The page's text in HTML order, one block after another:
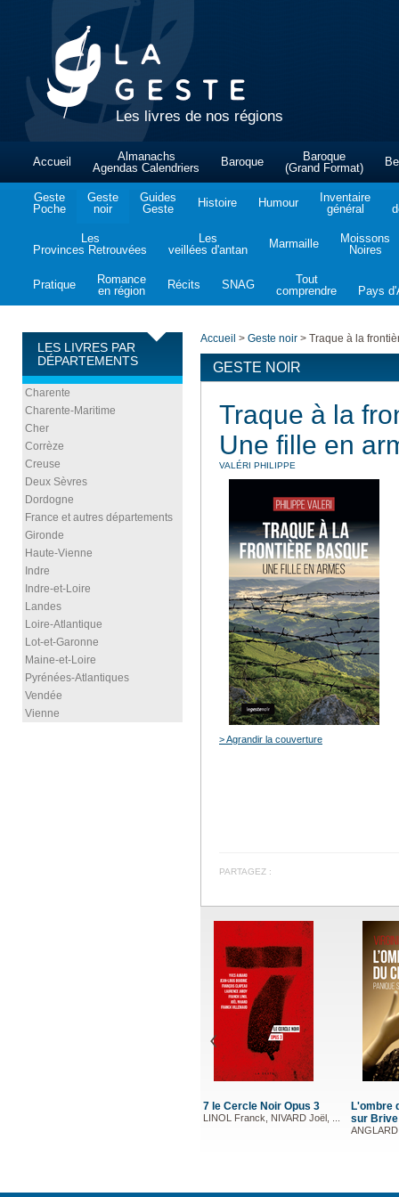
Les livres de nos régions
Accueil
Almanachs
Agendas Calendriers
Baroque
Baroque
(Grand Format)
Geste
Poche
Geste
noir
Guides
Geste
Histoire Humour
Inventaire
général
Les
Provinces Retrouvées
Les
veillées d'antan
Marmaille
Moissons
Noires
Pratique
Romance
en région
Récits SNAG
Tout
comprendre
Pays
LES LIVRES PAR
DÉPARTEMENTS
Charente
Charente-Maritime
Cher
Corrèze
Creuse
Deux Sèvres
Dordogne
France et autres départements
Gironde
Haute-Vienne
Indre
Indre-et-Loire
Landes
Loire-Atlantique
Lot-et-Garonne
Maine-et-Loire
Pyrénées-Atlantiques
Vendée
Vienne
Accueil > Geste noir > Traque à la
GESTE NOIR
Traque à la
Une fille en
VALÉRI PHILIPPE
> Agrandir la couverture
PARTAGEZ :
7 le Cercle Noir Opus 3
LINOL Franck, NIVARD Joël, ...
L'ombre
sur Brive